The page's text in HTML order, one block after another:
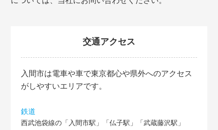
交通アクセス
入間市は電車や車で東京都心や県外へのアクセス
がしやすいエリアです。
鉄道
西武池袋線の「入間市駅」「仏子駅」「武蔵藤沢駅」